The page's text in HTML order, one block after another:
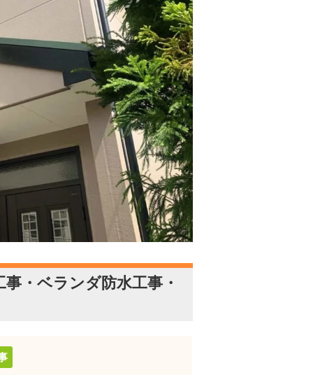
・ベランダ防水工事・